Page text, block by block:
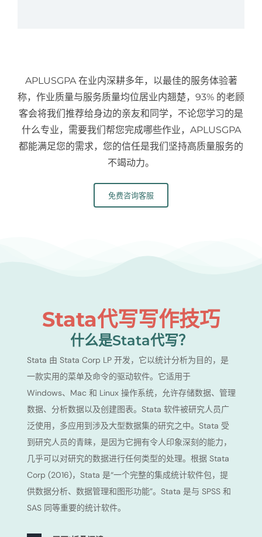
APLUSGPA 在业内深耕多年，以最佳的服务体验著
称，作业质量与服务质量均位居业内翘楚，93% 的老顾
客会将我们推荐给身边的亲友和同学，不论您学习的是
什么专业，需要我们帮您完成哪些作业，APLUSGPA
都能满足您的需求，您的信任是我们坚持高质量服务的
不竭动力。
免费咨询客服
Stata代写写作技巧
什么是Stata代写？
Stata 由 Stata Corp LP 开发，它以统计分析为目的，是
一款实用的菜单及命令的驱动软件。它适用于
Windows、Mac 和 Linux 操作系统，允许存储数据、管理
数据、分析数据以及创建图表。Stata 软件被研究人员广
泛使用，多应用到涉及大型数据集的研究之中。Stata 受
到研究人员的青睐，是因为它拥有令人印象深刻的能力，
几乎可以对研究的数据进行任何类型的处理。根据 Stata
Corp (2016)，Stata 是“一个完整的集成统计软件包，提
供数据分析、数据管理和图形功能”。Stata 是与 SPSS 和
SAS 同等重要的统计软件。